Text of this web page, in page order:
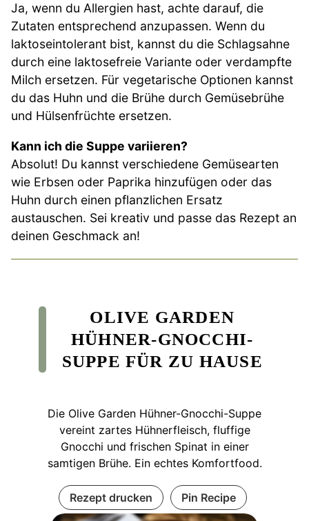
Ja, wenn du Allergien hast, achte darauf, die
Zutaten entsprechend anzupassen. Wenn du
laktoseintolerant bist, kannst du die Schlagsahne
durch eine laktosefreie Variante oder verdampfte
Milch ersetzen. Für vegetarische Optionen kannst
du das Huhn und die Brühe durch Gemüsebrühe
und Hülsenfrüchte ersetzen.
Kann ich die Suppe variieren?
Absolut! Du kannst verschiedene Gemüsearten
wie Erbsen oder Paprika hinzufügen oder das
Huhn durch einen pflanzlichen Ersatz
austauschen. Sei kreativ und passe das Rezept an
deinen Geschmack an!
OLIVE GARDEN
HÜHNER-GNOCCHI-
SUPPE FÜR ZU HAUSE
Die Olive Garden Hühner-Gnocchi-Suppe
vereint zartes Hühnerfleisch, fluffige
Gnocchi und frischen Spinat in einer
samtigen Brühe. Ein echtes Komfortfood.
Rezept drucken Pin Recipe